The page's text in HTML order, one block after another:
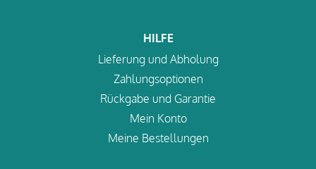
HILFE
Lieferung und Abholung
Zahlungsoptionen
Rückgabe und Garantie
Mein Konto
Meine Bestellungen